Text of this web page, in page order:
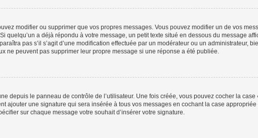
modifier ou supprimer que vos propres messages. Vous pouvez modifier un de vos
a déjà répondu à votre message, un petit texte situé en dessous du message
pas s’il s’agit d’une modification effectuée par un modérateur ou un administrateur,
ne peuvent pas supprimer leur propre message si une réponse a été publiée.
depuis le panneau de contrôle de l’utilisateur. Une fois créée, vous pouvez cocher la
ajouter une signature qui sera insérée à tous vos messages en cochant la case
sur chaque message votre souhait d’insérer votre signature.